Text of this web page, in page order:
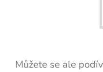
Můžete se ale